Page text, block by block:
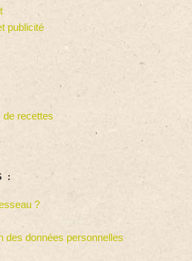
publicité
de recettes
:
?
des données personnelles